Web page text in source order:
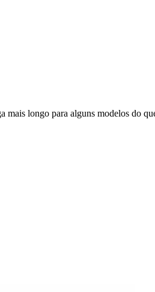
longo para alguns modelos do